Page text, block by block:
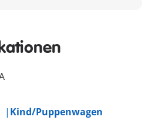
Kind/Puppenwagen